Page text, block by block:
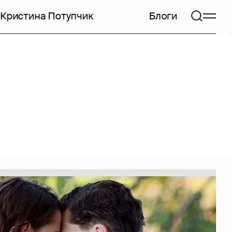
Кристина Потупчик Блоги